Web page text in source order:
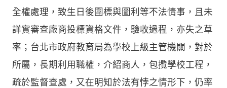
全權處理，致生日後圍標與圖利等不法情事，且未
詳實審查廠商投標資格文件，驗收過程，亦失之草
率；台北市政府教育局為學校上級主管機關，對於
所屬，長期利用職權，介紹商人，包攬學校工程，
疏於監督查處，又在明知於法有悖之情形下，仍率